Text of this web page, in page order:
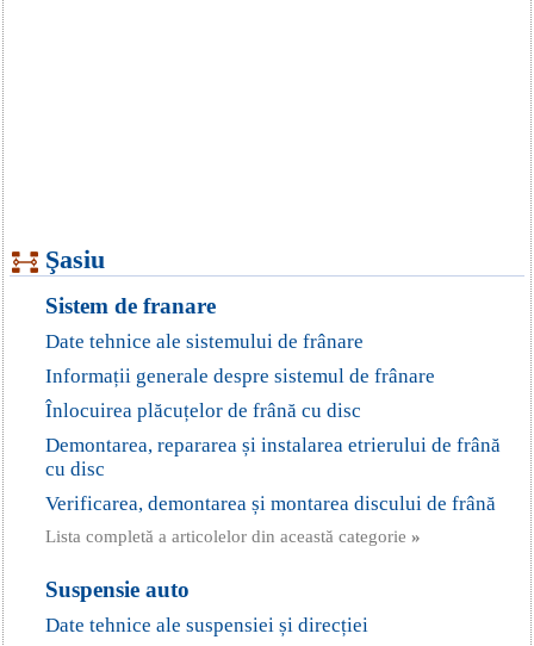
Şasiu
Sistem de franare
Date tehnice ale sistemului de frânare
Informații generale despre sistemul de frânare
Înlocuirea plăcuțelor de frână cu disc
Demontarea, repararea și instalarea etrierului de frână
cu disc
Verificarea, demontarea și montarea discului de frână
Lista completă a articolelor din această categorie »
Suspensie auto
Date tehnice ale suspensiei și direcției